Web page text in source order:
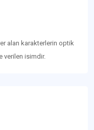
alan karakterlerin optik
verilen isimdir.